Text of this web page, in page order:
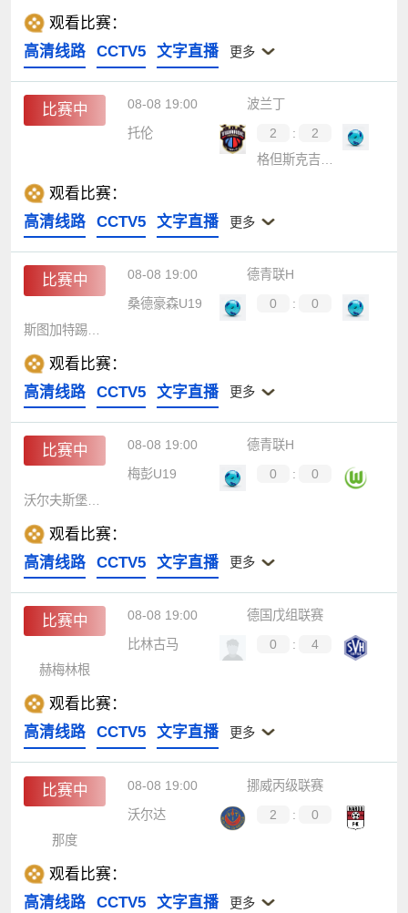
观看比赛：
高清线路
CCTV5 文字直播 更多
比赛中 08-08 19:00
波兰丁
托伦
2 :
2
格但斯克吉达尼亚
观看比赛：
高清线路
CCTV5 文字直播 更多
比赛中 08-08 19:00
德青联H
桑德豪森U19
0 :
0
观看比赛：
高清线路
CCTV5 文字直播 更多
比赛中 08-08 19:00
德青联H
梅彭U19
0 :
0
观看比赛：
高清线路
CCTV5 文字直播 更多
比赛中 08-08 19:00
德国戊组联赛
比林古马
0 :
4
赫梅林根
观看比赛：
高清线路
CCTV5 文字直播 更多
比赛中 08-08 19:00
挪威丙级联赛
沃尔达
2 :
0
那度
观看比赛：
高清线路
CCTV5 文字直播 更多